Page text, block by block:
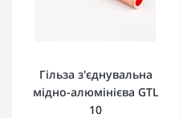
Гільза з'єднувальна
мідно-алюмінієва GTL
10